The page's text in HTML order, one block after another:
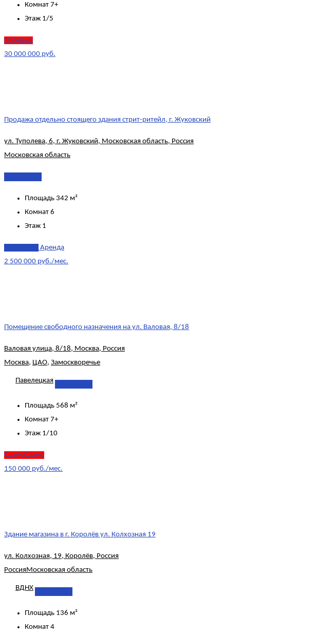
Комнат 7+
Этаж 1/5
Продано
30 000 000 руб.
Продажа отдельно стоящего здания стрит-ритейл, г. Жуковский
ул. Туполева, 6, г. Жуковский, Московская область, Россия
Московская область
Площадь 342 м²
Комнат 6
Этаж 1
Аренда
2 500 000 руб./мес.
Помещение свободного назначения на ул. Валовая, 8/18
Валовая улица, 8/18, Москва, Россия
Москва, ЦАО, Замоскворечье
Павелецкая
Площадь 568 м²
Комнат 7+
Этаж 1/10
СданоСдано
150 000 руб./мес.
Здание магазина в г. Королёв ул. Колхозная 19
ул. Колхозная, 19, Королёв, Россия
РоссияМосковская область
ВДНХ
Площадь 136 м²
Комнат 4